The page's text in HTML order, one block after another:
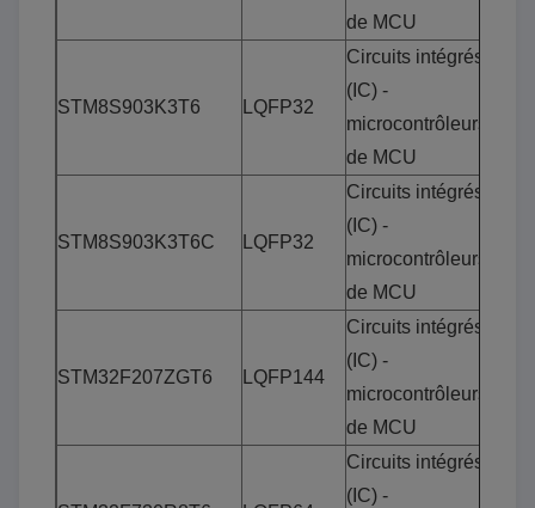
de MCU
STM8S903K3T6 LQFP32
Circuits intégrés
(IC) -
microcontrôleurs
de MCU
STM8S903K3T6C LQFP32
Circuits intégrés
(IC) -
microcontrôleurs
de MCU
STM32F207ZGT6 LQFP144
Circuits intégrés
(IC) -
microcontrôleurs
de MCU
Circuits intégrés
(IC) -